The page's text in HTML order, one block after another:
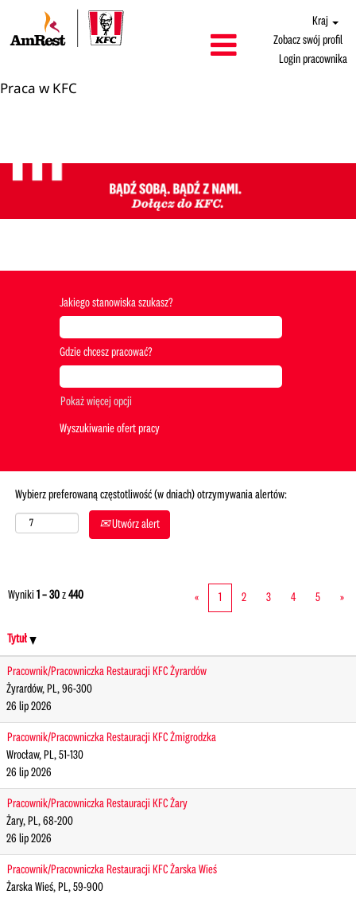
Kraj
Zobacz swój profil
Login pracownika
Praca w KFC
Jakiego stanowiska szukasz?
Gdzie chcesz pracować?
Pokaż więcej opcji
Wybierz preferowaną częstotliwość (w dniach) otrzymywania alertów:
Utwórz alert
Wyniki 1 – 30z440 « 1 2 3 4 5 »
Tytuł
Pracownik/Pracowniczka Restauracji KFC Żyrardów
Żyrardów, PL, 96-300
26 lip 2026
Pracownik/Pracowniczka Restauracji KFC Żmigrodzka
Wrocław, PL, 51-130
26 lip 2026
Pracownik/Pracowniczka Restauracji KFC Żary
Żary, PL, 68-200
26 lip 2026
Pracownik/Pracowniczka Restauracji KFC Żarska Wieś
Żarska Wieś, PL, 59-900